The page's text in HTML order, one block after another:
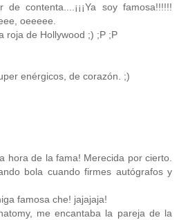
contenta....¡¡¡Ya soy famosa!!!!!!
oeeeee.
roja de Hollywood ;) ;P ;P
enérgicos, de corazón. ;)
hora de la fama! Merecida por cierto.
bola cuando firmes autógrafos y
famosa che! jajajaja!
me encantaba la pareja de la